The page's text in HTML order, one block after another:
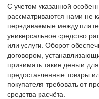
С учетом указанной
рассматриваются нами не
передаваемые между
универсальное средство
или услуги. Оборот
договором,
принимать такие деньги
предоставленные товары
покупателя требовать от
средства расчёта.